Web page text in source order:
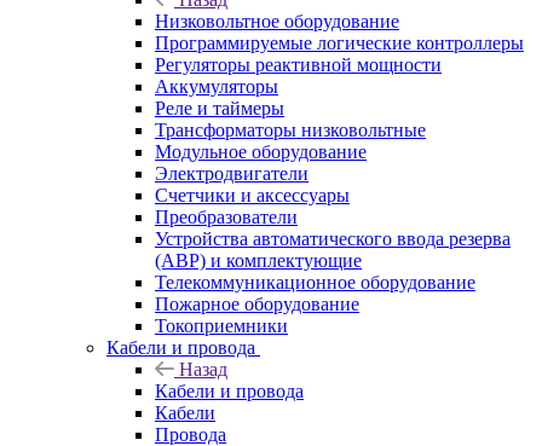
Низковольтное оборудование
Программируемые логические контроллеры
Регуляторы реактивной мощности
Аккумуляторы
Реле и таймеры
Трансформаторы низковольтные
Модульное оборудование
Электродвигатели
Счетчики и аксессуары
Преобразователи
Устройства автоматического ввода резерва
(АВР) и комплектующие
Телекоммуникационное оборудование
Пожарное оборудование
Токоприемники
Кабели и провода
Назад
Кабели и провода
Кабели
Провода